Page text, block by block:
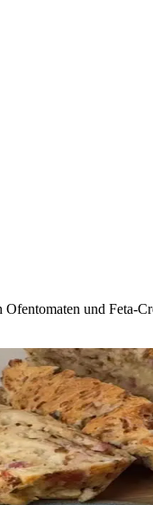
und Feta-